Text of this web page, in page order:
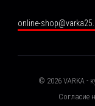
online-
© 2026VARKA -
Согласие